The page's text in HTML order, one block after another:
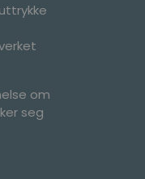
om
seg